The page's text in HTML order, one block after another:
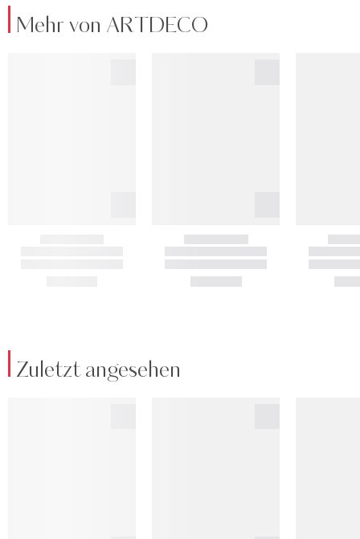
Mehr von ARTDECO
Zuletzt angesehen